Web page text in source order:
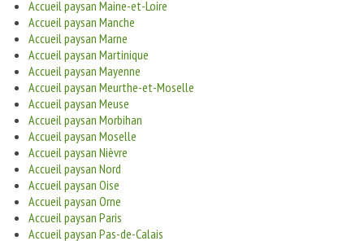
Accueil paysan Maine-et-Loire
Accueil paysan Manche
Accueil paysan Marne
Accueil paysan Martinique
Accueil paysan Mayenne
Accueil paysan Meurthe-et-Moselle
Accueil paysan Meuse
Accueil paysan Morbihan
Accueil paysan Moselle
Accueil paysan Nièvre
Accueil paysan Nord
Accueil paysan Oise
Accueil paysan Orne
Accueil paysan Paris
Accueil paysan Pas-de-Calais